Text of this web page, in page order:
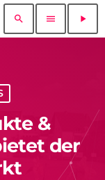
search menu play_arrow
&
der